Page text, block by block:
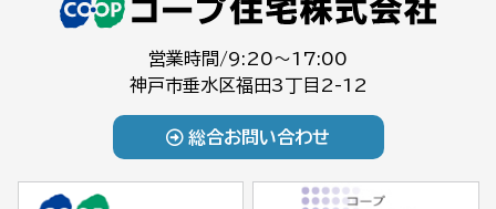
営業時間/9:20～17:00
神戸市垂水区福田3丁目2-12
総合お問い合わせ